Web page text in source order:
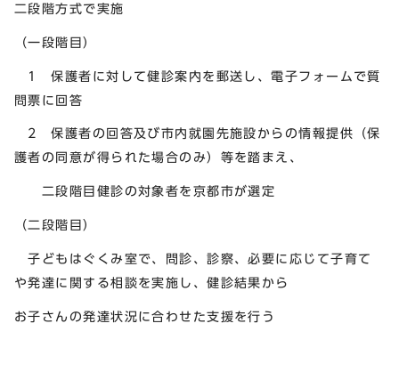
二段階方式で実施
（一段階目）
1 保護者に対して健診案内を郵送し、電子フォームで質
問票に回答
2 保護者の回答及び市内就園先施設からの情報提供（保
護者の同意が得られた場合のみ）等を踏まえ、
二段階目健診の対象者を京都市が選定
（二段階目）
子どもはぐくみ室で、問診、診察、必要に応じて子育て
や発達に関する相談を実施し、健診結果から
お子さんの発達状況に合わせた支援を行う